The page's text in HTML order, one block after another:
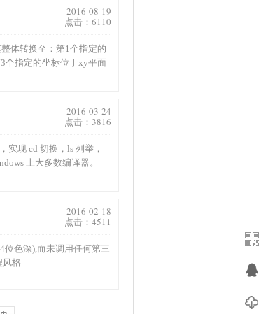
2016-08-19
点击：6110
体转换至：第1个指定的
个指定的坐标位于xy平面
2016-03-24
点击：3816
实现 cd 切换，ls 列举，
上大多数编译器。
2016-02-18
点击：4511
位色深),而未调用任何第三
风格